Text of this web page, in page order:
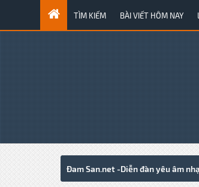
TÌM KIẾM BÀI VIẾT HÔM NAY
Đam San.net -Diễn đàn yêu âm